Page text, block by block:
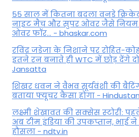
55 साल में कितना बदला वनडे
नाइट मैच और सुपर ओवर जैसे नियम
ओवर फॉर... - bhaskar.com
रविंद्र जडेजा के निशाने पर रोहित-
इतने रन बनाते ही WTC में छोड़ देंगे
Jansatta
शिखर धवन ने वैभव सूर्यवंशी की
बताया फ्यूचर कैसा होगा - Hindustan
लक्ष्मी शेखावत की सक्‍सेस स्‍टोरी:
अब टीम इंडिया की उपकप्तान, भाई
हौसला - ndtv.in